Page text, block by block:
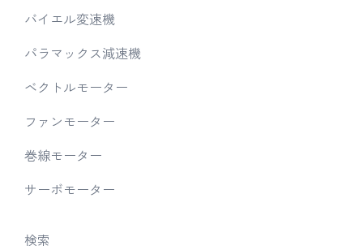
バイエル変速機
パラマックス減速機
ベクトルモーター
ファンモーター
巻線モーター
サーボモーター
検索